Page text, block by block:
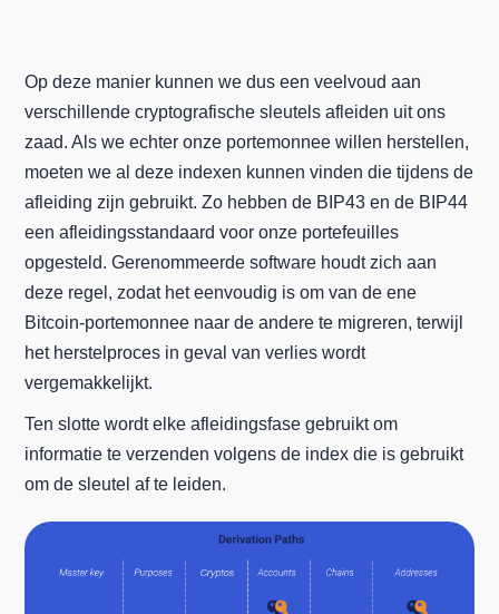
Op deze manier kunnen we dus een veelvoud aan
verschillende cryptografische sleutels afleiden uit ons
zaad. Als we echter onze portemonnee willen herstellen,
moeten we al deze indexen kunnen vinden die tijdens de
afleiding zijn gebruikt. Zo hebben de BIP43 en de BIP44
een afleidingsstandaard voor onze portefeuilles
opgesteld. Gerenommeerde software houdt zich aan
deze regel, zodat het eenvoudig is om van de ene
Bitcoin-portemonnee naar de andere te migreren, terwijl
het herstelproces in geval van verlies wordt
vergemakkelijkt.
Ten slotte wordt elke afleidingsfase gebruikt om
informatie te verzenden volgens de index die is gebruikt
om de sleutel af te leiden.